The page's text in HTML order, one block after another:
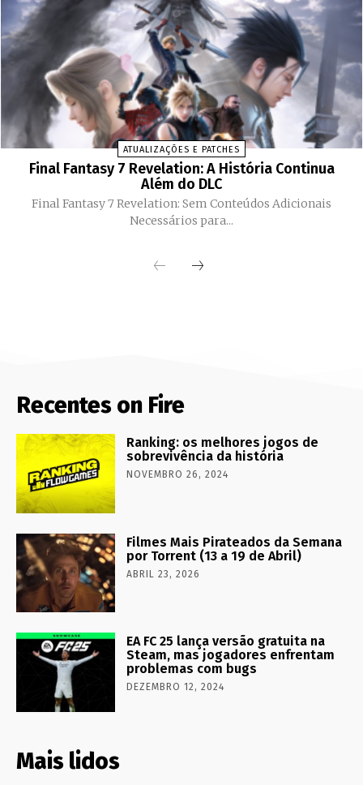
ATUALIZAÇÕES E PATCHES
Final Fantasy 7 Revelation: A História Continua
Além do DLC
Final Fantasy 7 Revelation: Sem Conteúdos Adicionais
Necessários para...
Recentes on Fire
Ranking: os melhores jogos de
sobrevivência da história
NOVEMBRO 26, 2024
Filmes Mais Pirateados da Semana
por Torrent (13 a 19 de Abril)
ABRIL 23, 2026
EA FC 25 lança versão gratuita na
Steam, mas jogadores enfrentam
problemas com bugs
DEZEMBRO 12, 2024
Mais lidos